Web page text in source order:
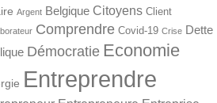
Argent Belgique Citoyens Client
Comprendre Covid-19 Crise Dette
Démocratie Economie
Entreprendre